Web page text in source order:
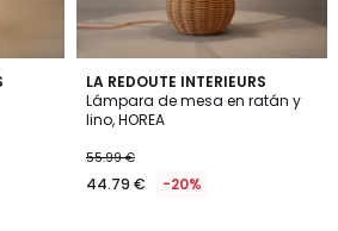
LA REDOUTE INTERIEURS
Lámpara de mesa en ratán y
lino, HOREA
55.99 €
44.79 € -20%